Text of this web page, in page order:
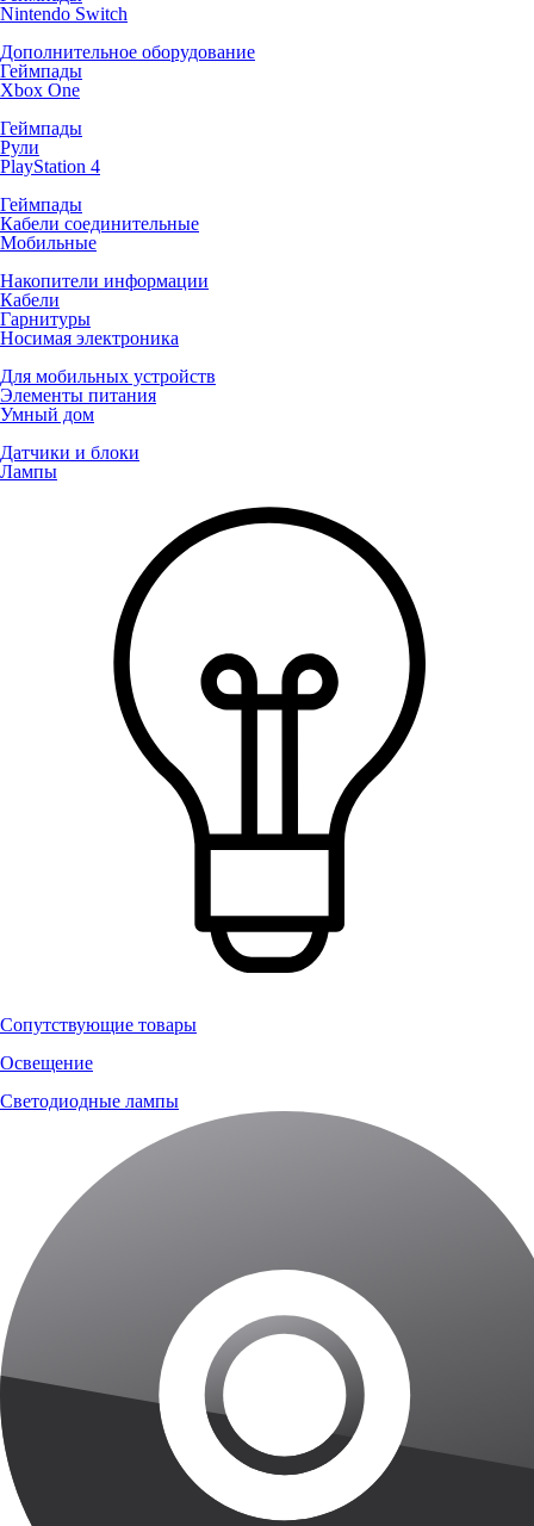
Nintendo Switch
Дополнительное оборудование
Геймпады
Xbox One
Геймпады
Рули
PlayStation 4
Геймпады
Кабели соединительные
Мобильные
Накопители информации
Кабели
Гарнитуры
Носимая электроника
Для мобильных устройств
Элементы питания
Умный дом
Датчики и блоки
Лампы
Сопутствующие товары
Освещение
Светодиодные лампы